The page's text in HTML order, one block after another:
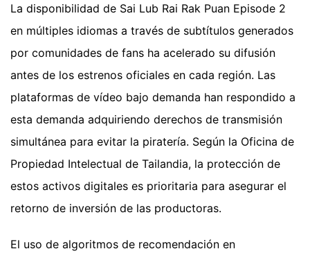
La disponibilidad de Sai Lub Rai Rak Puan Episode 2
en múltiples idiomas a través de subtítulos generados
por comunidades de fans ha acelerado su difusión
antes de los estrenos oficiales en cada región. Las
plataformas de vídeo bajo demanda han respondido a
esta demanda adquiriendo derechos de transmisión
simultánea para evitar la piratería. Según la Oficina de
Propiedad Intelectual de Tailandia, la protección de
estos activos digitales es prioritaria para asegurar el
retorno de inversión de las productoras.
El uso de algoritmos de recomendación en